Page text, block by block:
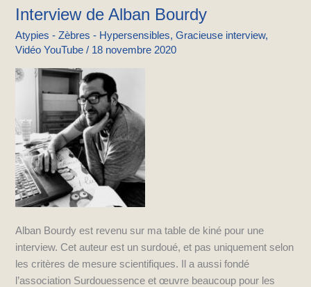
Interview de Alban Bourdy
Atypies - Zèbres - Hypersensibles,Gracieuse interview,
Vidéo YouTube / 18 novembre 2020
Alban Bourdy est revenu sur ma table de kiné pour une
interview. Cet auteur est un surdoué, et pas uniquement selon
les critères de mesure scientifiques. Il a aussi fondé
l’association Surdouessence et œuvre beaucoup pour les
Interview
de
Alban